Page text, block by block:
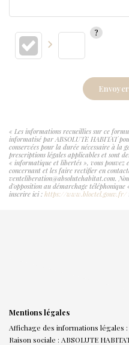
« Les informations recueillies sur ce
informatisé par ABSOLUTE HABITAT
conservées pour la durée nécessaire à la
prescriptions légales applicables et sont
« informatique et libertés », vous pouvez
concernant et les faire rectifier en
venteliberation@absolutehabitat.com.
d'opposition au démarchage
inscrire ici : https://www.bloctel.gouv.fr/
Mentions légales
Affichage des informations légales :
Raison sociale : ABSOLUTE